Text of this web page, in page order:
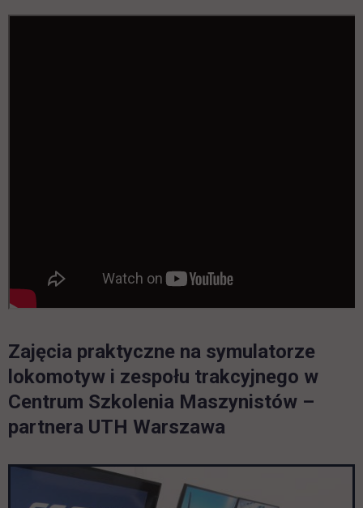
Zajęcia praktyczne na symulatorze
lokomotyw i zespołu trakcyjnego w
Centrum Szkolenia Maszynistów –
partnera UTH Warszawa
Pomiń galerię